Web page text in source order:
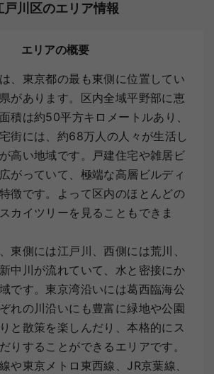
戸川区のエリア情報
エリアの概要
、東京都の最も東側に位置してい
があります。区内全域平野部に恵
積は約50平方キロメートルあり、
街には、約68万人の人々が生活し
高い地域です。戸建住宅や雑居ビ
がっていて、極端な高層ビルディ
徴です。よって区内のほとんどの
カイツリーを見ることもできま
東側には江戸川、西側には荒川、
中川が流れていて、水と密接にか
です。東京湾沿いには葛西臨海公
れの川沿いにも豊富に緑地や公園
と散策を楽しんだり、本格的にス
りすることができるエリアです。
や東京メトロ東西線、JR京葉線、